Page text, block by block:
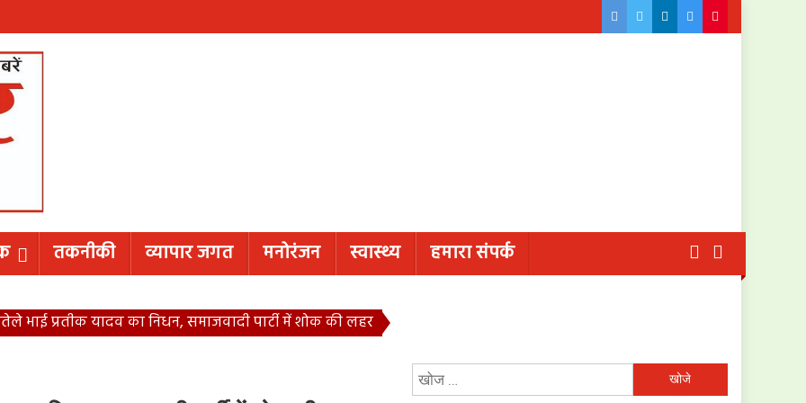
तकनीकी व्यापार जगत मनोरंजन स्वास्थ्य हमारा संपर्क
भाई प्रतीक यादव का निधन, समाजवादी पार्टी में शोक की लहर